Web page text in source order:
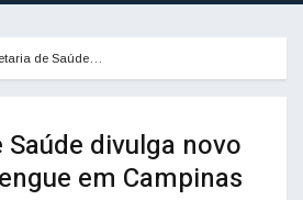
de Saúde…
divulga novo
em Campinas